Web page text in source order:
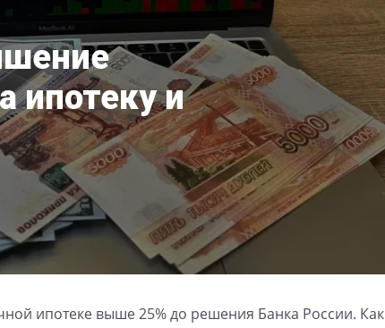
ипотеку и
ипотеке выше 25% до решения Банка России. Как